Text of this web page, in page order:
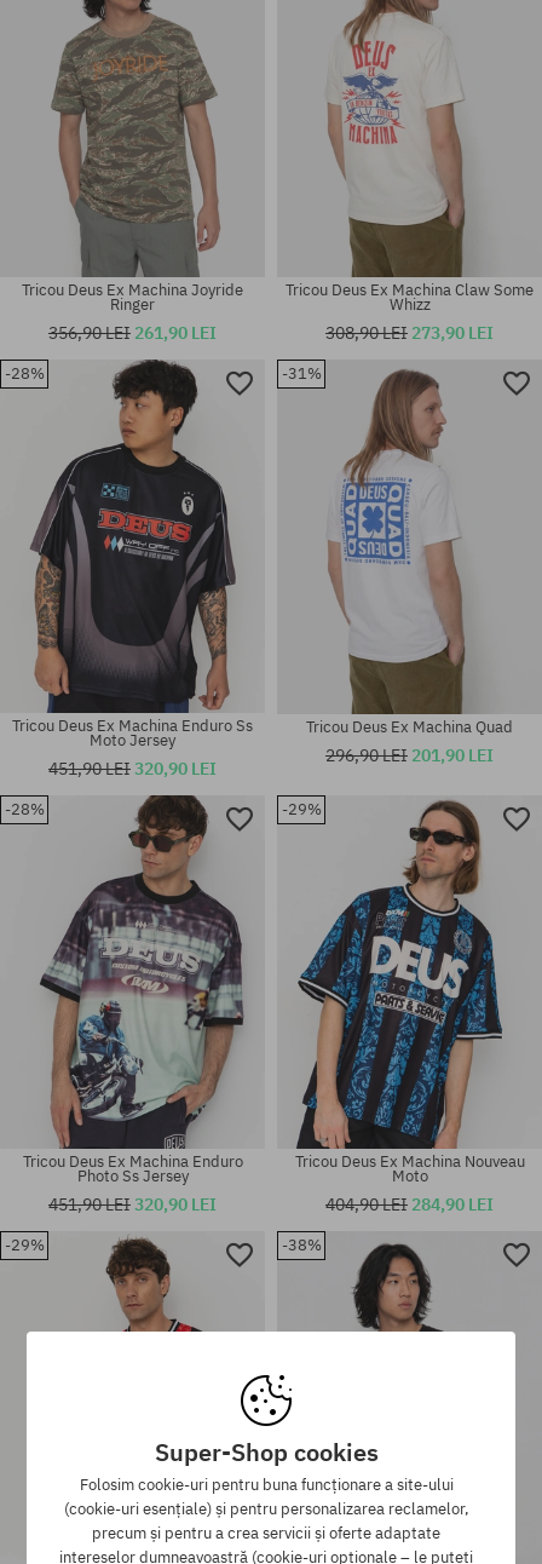
Mărimi existente:
Mărimi existente:
Mărimi existente:
Tricou Deus Ex Machina Joyride
Ringer
356,90 LEI 261,90 LEI
Mărimi existente:
Tricou Deus Ex Machina Claw Some
Whizz
308,90 LEI 273,90 LEI
-28%
Mărimi existente:
Tricou Deus Ex Machina Enduro Ss
Moto Jersey
451,90 LEI320,90 LEI
-31%
Mărimi existente:
Tricou Deus Ex Machina Quad
296,90 LEI 201,90 LEI
-28%
Tricou Deus Ex Machina Enduro
Photo Ss Jersey
451,90 LEI320,90 LEI
-29%
Tricou Deus Ex Machina Nouveau
Moto
404,90 LEI 284,90 LEI
-29% -38%
Super-Shop cookies
Folosim cookie-uri pentru buna funcționare a site-ului
(cookie-uri esențiale) și pentru personalizarea reclamelor,
precum și pentru a crea servicii și oferte adaptate
intereselor dumneavoastră (cookie-uri opționale – le puteți